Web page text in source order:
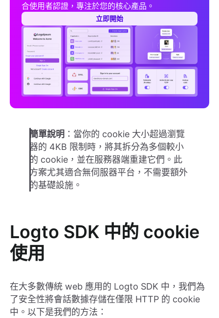
合使用者認證，專注於您的核心產品。
立即開始
簡單說明 ：當你的 cookie 大小超過瀏覽
器的 4KB 限制時，將其拆分為多個較小
的 cookie，並在服務器端重建它們。此
方案尤其適合無伺服器平台，不需要額外
的基礎設施。
Logto SDK 中的 cookie
使用
在大多數傳統 web 應用的 Logto SDK 中，我們為
了安全性將會話數據存儲在僅限 HTTP 的 cookie
中。以下是我們的方法：